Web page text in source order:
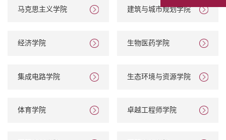
马克思主义学院 建筑与城市规划学院
经济学院 生物医药学院
集成电路学院 生态环境与资源学院
体育学院 卓越工程师学院